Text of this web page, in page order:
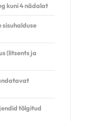
kuni4 nädalat
sisuhalduse
(litsents ja
tõlgitud